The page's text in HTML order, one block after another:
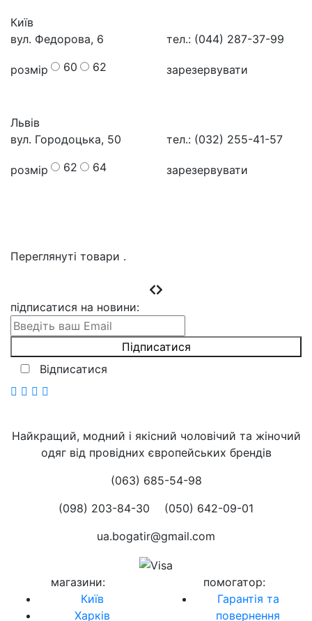
Київ
вул. Федорова, 6
тел.: (044) 287-37-99
розмір 60 62 зарезервувати
Львів
вул. Городоцька, 50
тел.: (032) 255-41-57
розмір 62 64 зарезервувати
Переглянуті товари .
підписатися на новини:
Відписатися
Найкращий, модний і якісний чоловічий та жіночий
одяг від провідних європейських брендів
(063) 685-54-98
(098) 203-84-30
(050) 642-09-01
ua.bogatir@gmail.com
магазини:
Київ
Харків
помогатор:
Гарантія та
повернення